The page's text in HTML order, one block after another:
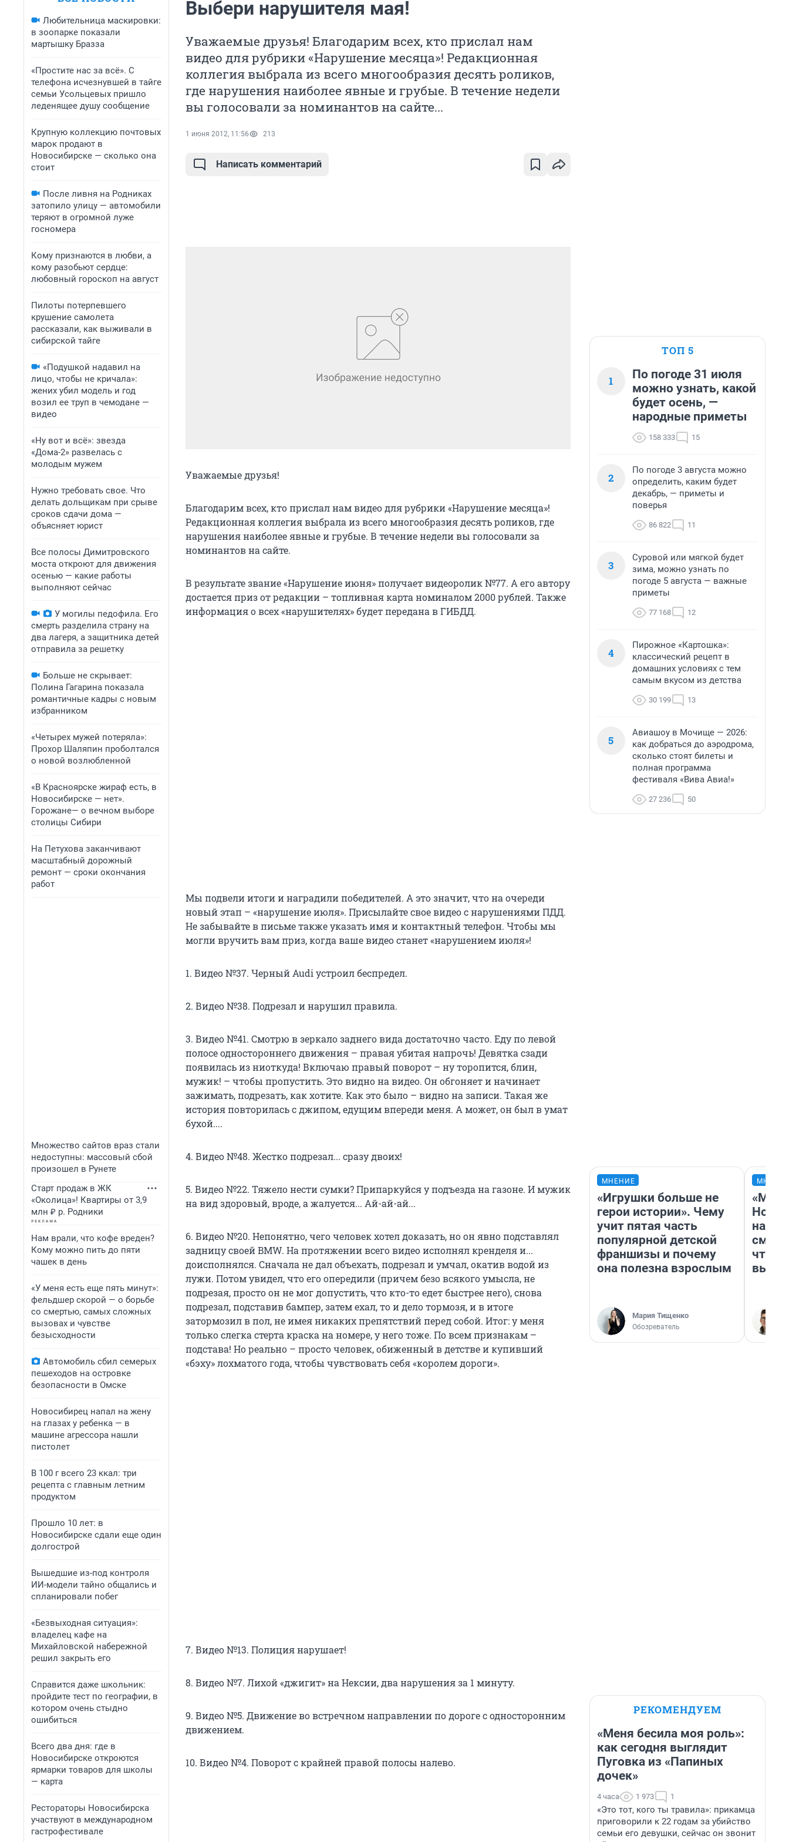
Любительница маскировки:
в зоопарке показали
мартышку Бразза
«Простите нас за всё». С
телефона исчезнувшей в тайге
семьи Усольцевых пришло
леденящее душу сообщение
Крупную коллекцию почтовых
марок продают в
Новосибирске — сколько она
стоит
После ливня на Родниках
затопило улицу — автомобили
теряют в огромной луже
госномера
Кому признаются в любви, а
кому разобьют сердце:
любовный гороскоп на август
Пилоты потерпевшего
крушение самолета
рассказали, как выживали в
сибирской тайге
«Подушкой надавил на
лицо, чтобы не кричала»:
жених убил модель и год
возил ее труп в чемодане —
видео
«Ну вот и всё»: звезда
«Дома-2» развелась с
молодым мужем
Нужно требовать свое. Что
делать дольщикам при срыве
сроков сдачи дома —
объясняет юрист
Все полосы Димитровского
моста откроют для движения
осенью — какие работы
выполняют сейчас
У могилы педофила. Его
смерть разделила страну на
два лагеря, а защитника детей
отправила за решетку
Больше не скрывает:
Полина Гагарина показала
романтичные кадры с новым
избранником
«Четырех мужей потеряла»:
Прохор Шаляпин проболтался
о новой возлюбленной
«В Красноярске жираф есть, в
Новосибирске — нет».
Горожане— о вечном выборе
столицы Сибири
На Петухова заканчивают
масштабный дорожный
ремонт — сроки окончания
работ
Множество сайтов враз стали
недоступны: массовый сбой
произошел в Рунете
Старт продаж в ЖК
«Околица»! Квартиры от 3,9
млн ₽ р. Родники
Нам врали, что кофе вреден?
Кому можно пить до пяти
чашек в день
«У меня есть еще пять минут»:
фельдшер скорой — о борьбе
со смертью, самых сложных
вызовах и чувстве
безысходности
Автомобиль сбил семерых
пешеходов на островке
безопасности в Омске
Новосибирец напал на жену
на глазах у ребенка — в
машине агрессора нашли
пистолет
В 100 г всего 23 ккал: три
рецепта с главным летним
продуктом
Прошло 10 лет: в
Новосибирске сдали еще один
долгострой
Вышедшие из-под контроля
ИИ-модели тайно общались и
спланировали побег
«Безвыходная ситуация»:
владелец кафе на
Михайловской набережной
решил закрыть его
Справится даже школьник:
пройдите тест по географии, в
котором очень стыдно
ошибиться
Всего два дня: где в
Новосибирске откроются
ярмарки товаров для школы
— карта
Рестораторы Новосибирска
участвуют в международном
гастрофестивале
Выбери нарушителя мая!
Уважаемые друзья! Благодарим всех, кто прислал нам
видео для рубрики «Нарушение месяца»! Редакционная
коллегия выбрала из всего многообразия десять роликов,
где нарушения наиболее явные и грубые. В течение недели
вы голосовали за номинантов на сайте...
1 июня 2012, 11:56 213
Написать комментарий
Уважаемые друзья!
Благодарим всех, кто прислал нам видео для рубрики «Нарушение месяца»!
Редакционная коллегия выбрала из всего многообразия десять роликов, где
нарушения наиболее явные и грубые. В течение недели вы голосовали за
номинантов на сайте.
В результате звание «Нарушение июня» получает видеоролик №77. А его автору
достается приз от редакции – топливная карта номиналом 2000 рублей. Также
информация о всех «нарушителях» будет передана в ГИБДД.
Мы подвели итоги и наградили победителей. А это значит, что на очереди
новый этап – «нарушение июля». Присылайте свое видео с нарушениями ПДД.
Не забывайте в письме также указать имя и контактный телефон. Чтобы мы
могли вручить вам приз, когда ваше видео станет «нарушением июля»!
1. Видео №37. Черный Audi устроил беспредел.
2. Видео №38. Подрезал и нарушил правила.
3. Видео №41. Смотрю в зеркало заднего вида достаточно часто. Еду по левой
полосе одностороннего движения – правая убитая напрочь! Девятка сзади
появилась из ниоткуда! Включаю правый поворот – ну торопится, блин,
мужик! – чтобы пропустить. Это видно на видео. Он обгоняет и начинает
зажимать, подрезать, как хотите. Как это было – видно на записи. Такая же
история повторилась с джипом, едущим впереди меня. А может, он был в умат
бухой....
4. Видео №48. Жестко подрезал... сразу двоих!
5. Видео №22. Тяжело нести сумки? Припаркуйся у подъезда на газоне. И мужик
на вид здоровый, вроде, а жалуется... Ай-ай-ай...
6. Видео №20. Непонятно, чего человек хотел доказать, но он явно подставлял
задницу своей BMW. На протяжении всего видео исполнял кренделя и...
доисполнялся. Сначала не дал объехать, подрезал и умчал, окатив водой из
лужи. Потом увидел, что его опередили (причем безо всякого умысла, не
подрезая, просто он не мог допустить, что кто-то едет быстрее него), снова
подрезал, подставив бампер, затем ехал, то и дело тормозя, и в итоге
затормозил в пол, не имея никаких препятствий перед собой. Итог: у меня
только слегка стерта краска на номере, у него тоже. По всем признакам –
подстава! Но реально – просто человек, обиженный в детстве и купивший
«бэху» лохматого года, чтобы чувствовать себя «королем дороги».
7. Видео №13. Полиция нарушает!
8. Видео №7. Лихой «джигит» на Нексии, два нарушения за 1 минуту.
9. Видео №5. Движение во встречном направлении по дороге с односторонним
движением.
10. Видео №4. Поворот с крайней правой полосы налево.
ТОП 5
1
По погоде 31 июля
можно узнать, какой
будет осень, —
народные приметы
158 333 15
2
По погоде 3 августа можно
определить, каким будет
декабрь, — приметы и
поверья
86 822 11
3
Суровой или мягкой будет
зима, можно узнать по
погоде 5 августа — важные
приметы
77 168 12
4
Пирожное «Картошка»:
классический рецепт в
домашних условиях с тем
самым вкусом из детства
30 199 13
5
Авиашоу в Мочище — 2026:
как добраться до аэродрома,
сколько стоят билеты и
полная программа
фестиваля «Вива Авиа!»
27 236 50
МНЕНИЕ
«Игрушки больше не
герои истории». Чему
учит пятая часть
популярной детской
франшизы и почему
она полезна взрослым
Мария Тищенко
Обозреватель
«Мы
РЕКОМЕНДУЕМ
«Меня бесила моя роль»:
как сегодня выглядит
Пуговка из «Папиных
дочек»
4 часа 1 973 1
«Это тот, кого ты травила»: прикамца
приговорили к 22 годам за убийство
семьи его девушки, сейчас он звонит